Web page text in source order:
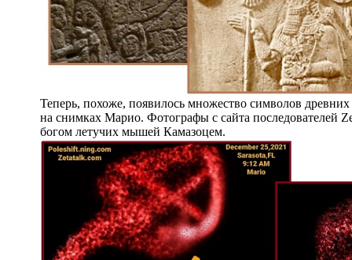
Теперь, похоже, появилось множество символов
на снимках Марио. Фотографы с сайта последователей
богом летучих мышей Камазоцем.